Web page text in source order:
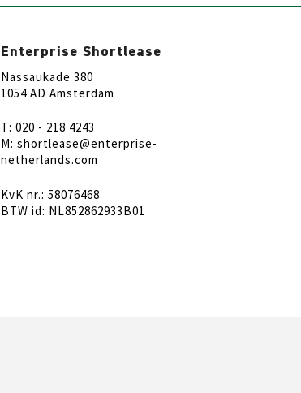
Enterprise Shortlease
Nassaukade 380
1054 AD Amsterdam
T: 020 - 218 4243
M: shortlease@enterprise-
netherlands.com
KvK nr.: 58076468
BTW id: NL852862933B01